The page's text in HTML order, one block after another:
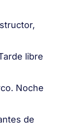
libre
Noche
de